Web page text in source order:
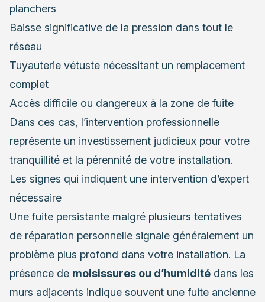
planchers
Baisse significative de la pression dans tout le
réseau
Tuyauterie vétuste nécessitant un remplacement
complet
Accès difficile ou dangereux à la zone de fuite
Dans ces cas, l’intervention professionnelle
représente un investissement judicieux pour votre
tranquillité et la pérennité de votre installation.
Les signes qui indiquent une intervention d’expert
nécessaire
Une fuite persistante malgré plusieurs tentatives
de réparation personnelle signale généralement un
problème plus profond dans votre installation. La
présence de moisissures ou d’humidité dans les
murs adjacents indique souvent une fuite ancienne